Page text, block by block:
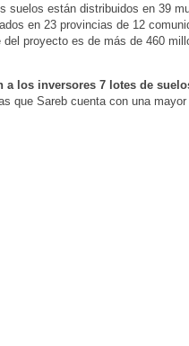
suelos están distribuidos en 39
en 23 provincias de 12
proyecto es de más de 460
a los inversores 7 lotes de
que Sareb cuenta con una